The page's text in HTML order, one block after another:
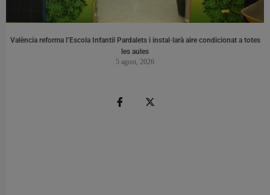
València reforma l’Escola Infantil Pardalets i instal·larà aire condicionat a totes
les aules
5 agost, 2026